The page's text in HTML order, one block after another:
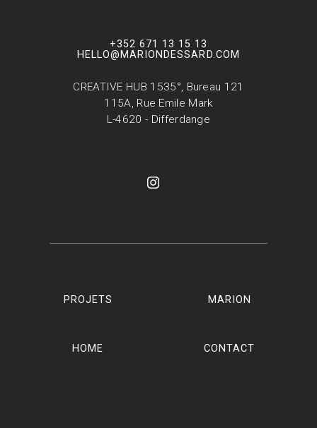
+352 671 13 15 13
HELLO@MARIONDESSARD.COM
PROJETS MARION
CREATIVE HUB 1535°, Bureau 121
115A, Rue Emile Mark
L-4620 - Differdange
HOME CONTACT